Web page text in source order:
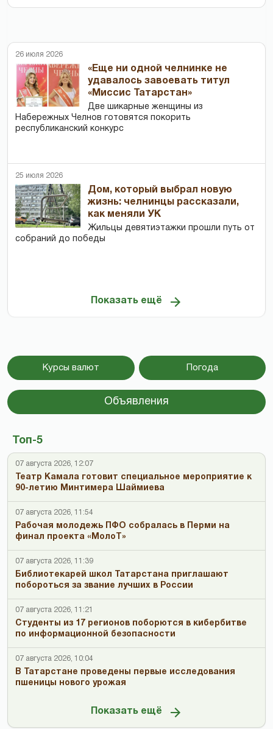
26 июля 2026
«Еще ни одной челнинке не
удавалось завоевать титул
«Миссис Татарстан»
Две шикарные женщины из
Набережных Челнов готовятся покорить
республиканский конкурс
25 июля 2026
Дом, который выбрал новую
жизнь: челнинцы рассказали,
как меняли УК
Жильцы девятиэтажки прошли путь от
собраний до победы
Показать ещё
Курсы валют Погода
Объявления
Топ-5
07 августа 2026, 12:07
Театр Камала готовит специальное мероприятие к
90-летию Минтимера Шаймиева
07 августа 2026, 11:54
Рабочая молодежь ПФО собралась в Перми на
финал проекта «МолоТ»
07 августа 2026, 11:39
Библиотекарей школ Татарстана приглашают
побороться за звание лучших в России
07 августа 2026, 11:21
Студенты из 17 регионов поборются в кибербитве
по информационной безопасности
07 августа 2026, 10:04
В Татарстане проведены первые исследования
пшеницы нового урожая
Показать ещё